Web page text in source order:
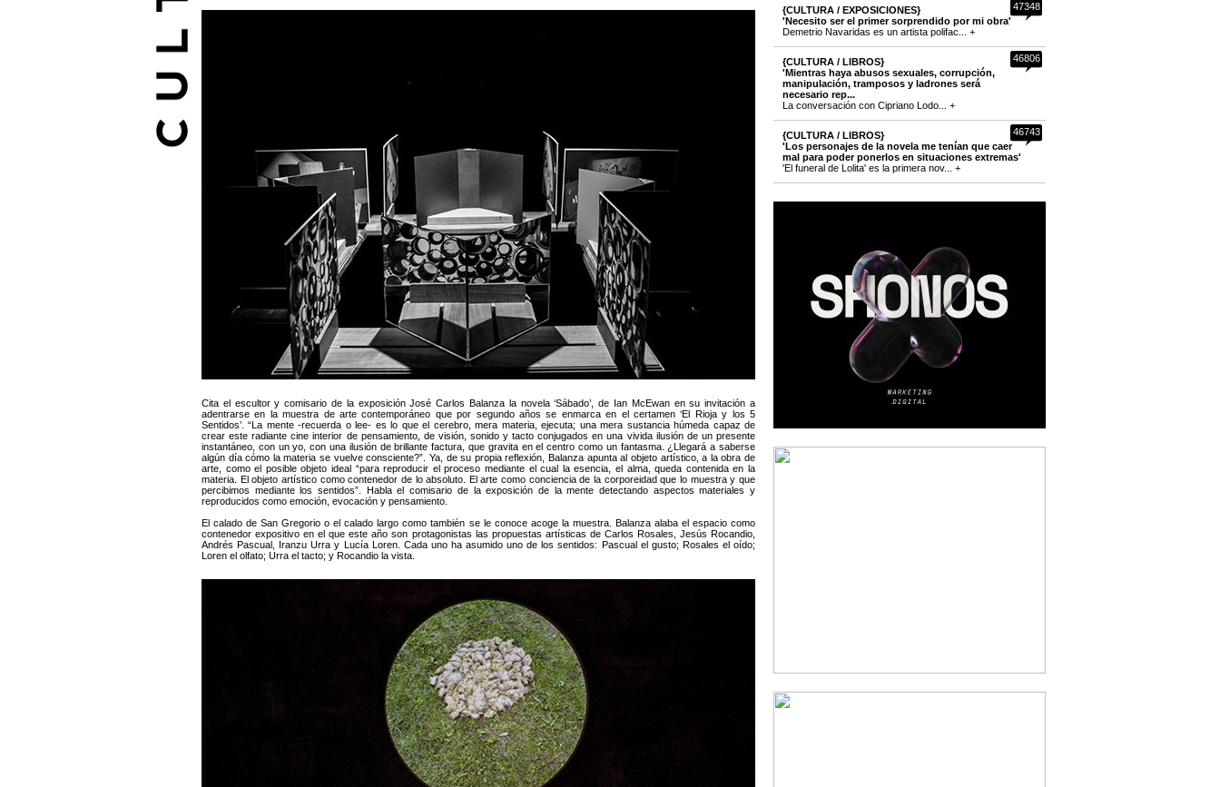
Cita el escultor y comisario de la exposición José Carlos Balanza la novela ‘Sábado’, de Ian McEwan en su invitación a
adentrarse en la muestra de arte contemporáneo que por segundo años se enmarca en el certamen ‘El Rioja y los 5
Sentidos’. “La mente -recuerda o lee- es lo que el cerebro, mera materia, ejecuta; una mera sustancia húmeda capaz de
crear este radiante cine interior de pensamiento, de visión, sonido y tacto conjugados en una vivida ilusión de un presente
instantáneo, con un yo, con una ilusión de brillante factura, que gravita en el centro como un fantasma. ¿Llegará a saberse
algún día cómo la materia se vuelve consciente?”. Ya, de su propia reflexión, Balanza apunta al objeto artístico, a la obra de
arte, como el posible objeto ideal “para reproducir el proceso mediante el cual la esencia, el alma, queda contenida en la
materia. El objeto artístico como contenedor de lo absoluto. El arte como conciencia de la corporeidad que lo muestra y que
percibimos mediante los sentidos”. Habla el comisario de la exposición de la mente detectando aspectos materiales y
reproducidos como emoción, evocación y pensamiento.
El calado de San Gregorio o el calado largo como también se le conoce acoge la muestra. Balanza alaba el espacio como
contenedor expositivo en el que este año son protagonistas las propuestas artísticas de Carlos Rosales, Jesús Rocandio,
Andrés Pascual, Iranzu Urra y Lucía Loren. Cada uno ha asumido uno de los sentidos: Pascual el gusto; Rosales el oído;
Loren el olfato; Urra el tacto; y Rocandio la vista.
47348
{CULTURA / EXPOSICIONES}
'Necesito ser el primer sorprendido por mi obra'
Demetrio Navaridas es un artista polifac... +
46806
{CULTURA / LIBROS}
'Mientras haya abusos sexuales, corrupción,
manipulación, tramposos y ladrones será
necesario rep...
La conversación con Cipriano Lodo... +
46743
{CULTURA / LIBROS}
'Los personajes de la novela me tenían que caer
mal para poder ponerlos en situaciones extremas'
'El funeral de Lolita' es la primera nov... +